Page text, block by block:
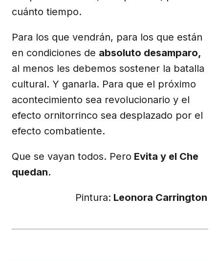
cuánto tiempo.
Para los que vendrán, para los que están
en condiciones de absoluto desamparo,
al menos les debemos sostener la batalla
cultural. Y ganarla. Para que el próximo
acontecimiento sea revolucionario y el
efecto ornitorrinco sea desplazado por el
efecto combatiente.
Que se vayan todos. Pero Evita y el Che
quedan.
Pintura: Leonora Carrington